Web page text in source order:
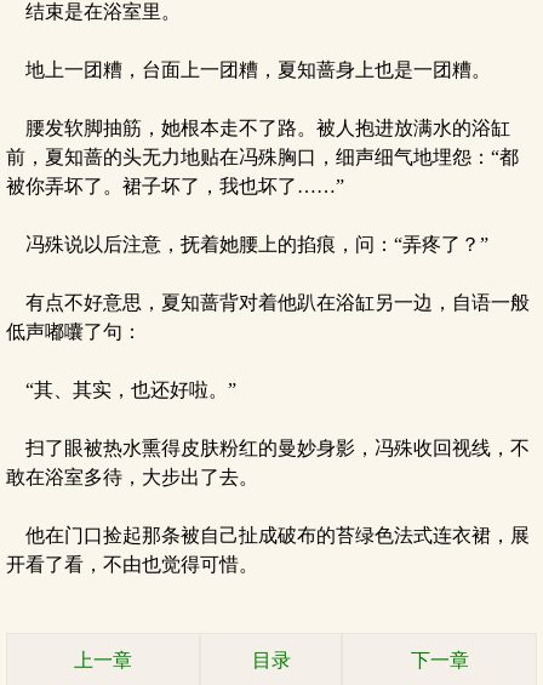
结束是在浴室里。
地上一团糟，台面上一团糟，夏知蔷身上也是一团糟。
腰发软脚抽筋，她根本走不了路。被人抱进放满水的浴缸
前，夏知蔷的头无力地贴在冯殊胸口，细声细气地埋怨：“都
被你弄坏了。裙子坏了，我也坏了……”
冯殊说以后注意，抚着她腰上的掐痕，问：“弄疼了？”
有点不好意思，夏知蔷背对着他趴在浴缸另一边，自语一般
低声嘟囔了句：
“其、其实，也还好啦。”
扫了眼被热水熏得皮肤粉红的曼妙身影，冯殊收回视线，不
敢在浴室多待，大步出了去。
他在门口捡起那条被自己扯成破布的苔绿色法式连衣裙，展
开看了看，不由也觉得可惜。
上一章 目录 下一章